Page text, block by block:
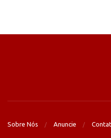
Sobre Nós Anuncie